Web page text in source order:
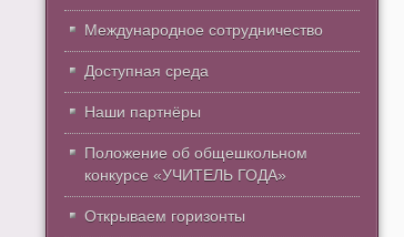
Международное сотрудничество
Доступная среда
Наши партнёры
Положение об общешкольном
конкурсе «УЧИТЕЛЬ ГОДА»
Открываем горизонты